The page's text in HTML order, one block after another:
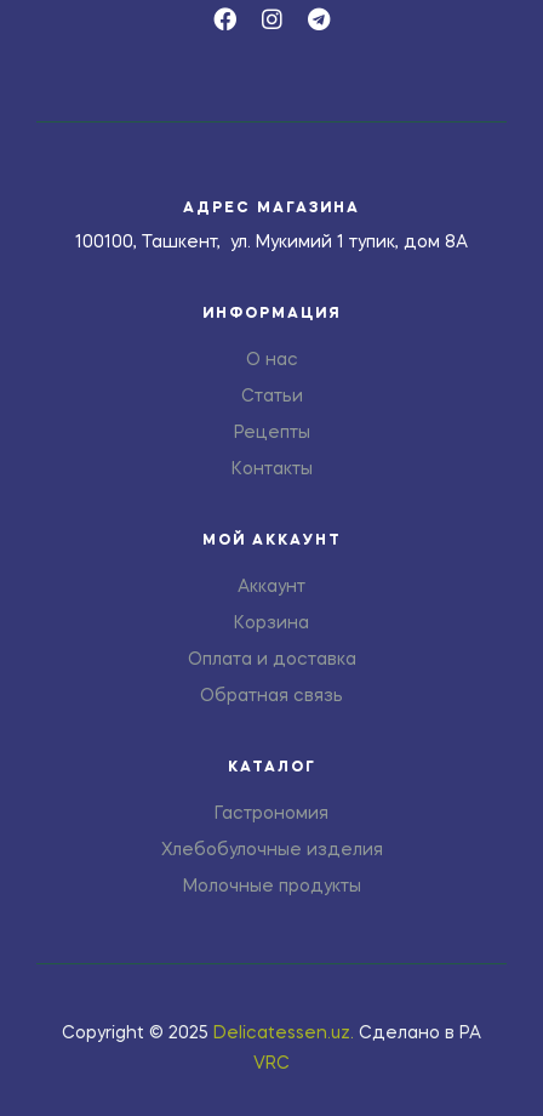
АДРЕС МАГАЗИНА
100100, Ташкент, ул. Мукимий 1 тупик, дом 8А
ИНФОРМАЦИЯ
О нас
Статьи
Рецепты
Контакты
МОЙ АККАУНТ
Аккаунт
Корзина
Оплата и доставка
Обратная связь
КАТАЛОГ
Гастрономия
Хлебобулочные изделия
Молочные продукты
Copyright © 2025 Delicatessen.uz. Сделано в РА
VRC